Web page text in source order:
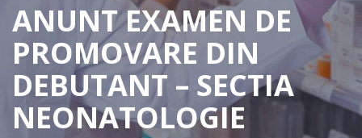
ANUNT EXAMEN DE
PROMOVARE DIN
DEBUTANT – SECTIA
NEONATOLOGIE